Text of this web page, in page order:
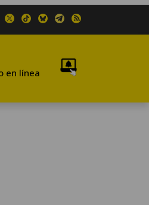
en línea